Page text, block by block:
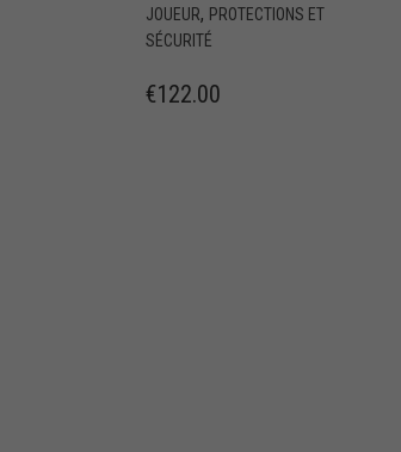
JOUEUR, PROTECTIONS ET
SÉCURITÉ
€122.00